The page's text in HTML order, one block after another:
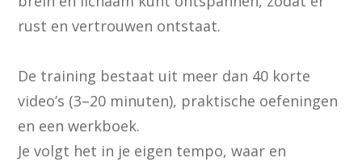
rust en vertrouwen ontstaat.
De training bestaat uit meer dan 40 korte
video’s (3–20 minuten), praktische oefeningen
en een werkboek.
Je volgt het in je eigen tempo, waar en